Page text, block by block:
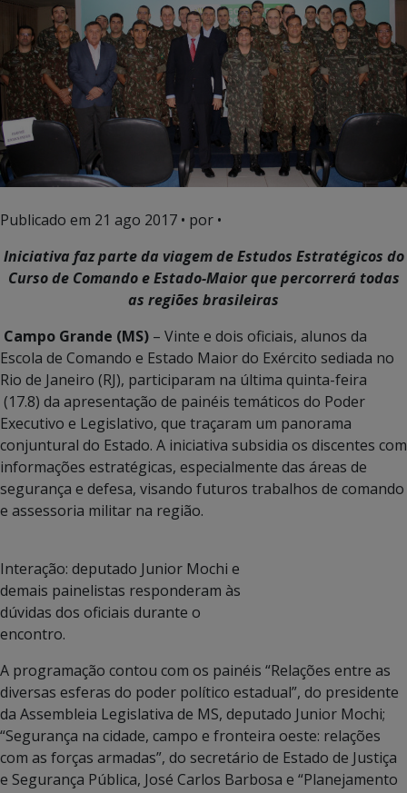
Publicado em 21 ago 2017 • por •
Iniciativa faz parte da viagem de Estudos Estratégicos do
Curso de Comando e Estado-Maior que percorrerá todas
as regiões brasileiras
Campo Grande (MS) – Vinte e dois oficiais, alunos da
Escola de Comando e Estado Maior do Exército sediada no
Rio de Janeiro (RJ), participaram na última quinta-feira
(17.8) da apresentação de painéis temáticos do Poder
Executivo e Legislativo, que traçaram um panorama
conjuntural do Estado. A iniciativa subsidia os discentes com
informações estratégicas, especialmente das áreas de
segurança e defesa, visando futuros trabalhos de comando
e assessoria militar na região.
Interação: deputado Junior Mochi e
demais painelistas responderam às
dúvidas dos oficiais durante o
encontro.
A programação contou com os painéis “Relações entre as
diversas esferas do poder político estadual”, do presidente
da Assembleia Legislativa de MS, deputado Junior Mochi;
“Segurança na cidade, campo e fronteira oeste: relações
com as forças armadas”, do secretário de Estado de Justiça
e Segurança Pública, José Carlos Barbosa e “Planejamento